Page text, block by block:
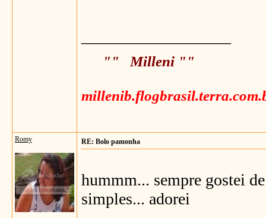
"" Milleni ""
Romy RE: Bolo pamonha
hummm... sempre gostei
simples... adorei